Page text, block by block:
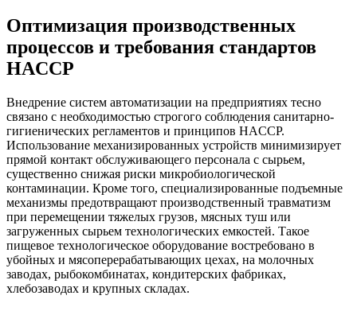
Оптимизация производственных
процессов и требования стандартов
HACCP
Внедрение систем автоматизации на предприятиях тесно
связано с необходимостью строгого соблюдения санитарно-
гигиенических регламентов и принципов HACCP.
Использование механизированных устройств минимизирует
прямой контакт обслуживающего персонала с сырьем,
существенно снижая риски микробиологической
контаминации. Кроме того, специализированные подъемные
механизмы предотвращают производственный травматизм
при перемещении тяжелых грузов, мясных туш или
загруженных сырьем технологических емкостей. Такое
пищевое технологическое оборудование востребовано в
убойных и мясоперерабатывающих цехах, на молочных
заводах, рыбокомбинатах, кондитерских фабриках,
хлебозаводах и крупных складах.